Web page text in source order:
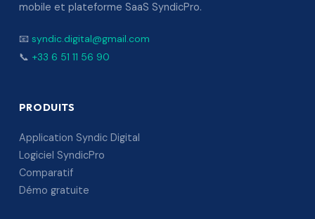
mobile et plateforme SaaS SyndicPro.
📧 syndic.digital@gmail.com
📞 +33 6 51 11 56 90
PRODUITS
Application Syndic Digital
Logiciel SyndicPro
Comparatif
Démo gratuite